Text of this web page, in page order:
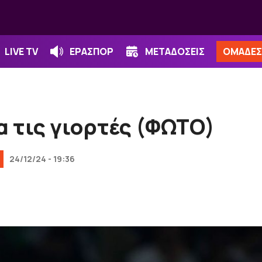
LIVE TV ΕΡΑΣΠΟΡ ΜΕΤΑΔΟΣΕΙΣ ΟΜΑΔΕΣ
τις γιορτές (ΦΩΤΟ)
24/12/24 - 19:36